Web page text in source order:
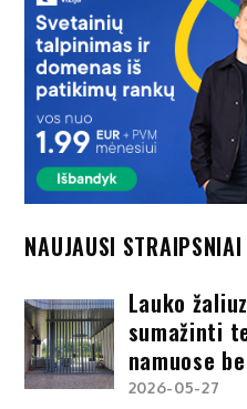
NAUJAUSI STRAIPSNIAI
Lauko
sumažinti
namuose
2026-05-27